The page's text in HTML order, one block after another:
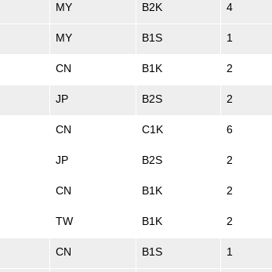
MY B2K 4
MY B1S 1
CN B1K 2
JP B2S 2
CN C1K 6
JP B2S 2
CN B1K 2
TW B1K 2
CN B1S 1